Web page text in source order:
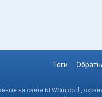
Теги
на сайте NEWSru.co.il ,